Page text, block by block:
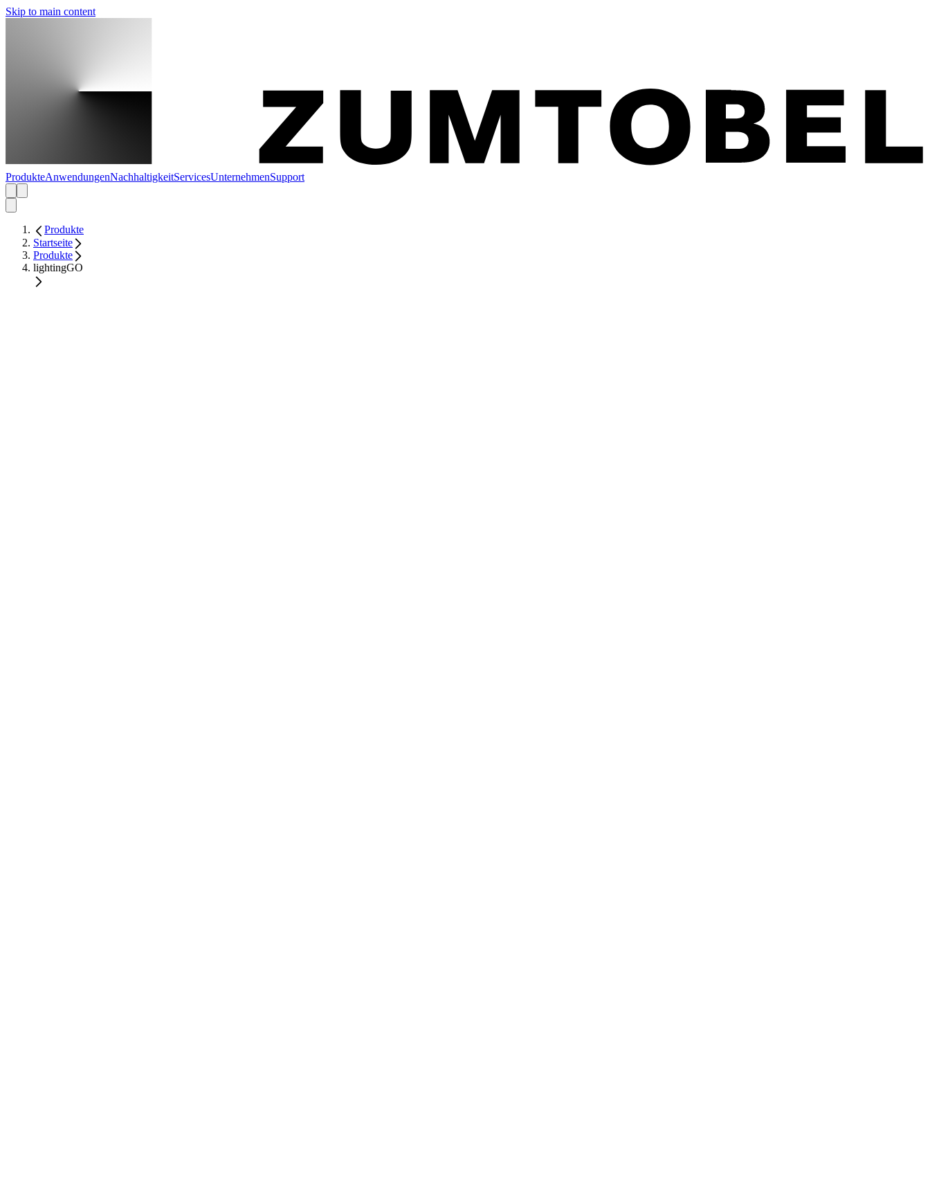
Skip to main content
ProdukteAnwendungenNachhaltigkeitServicesUnternehmenSupport
Produkte
Startseite
Produkte
lightingGO